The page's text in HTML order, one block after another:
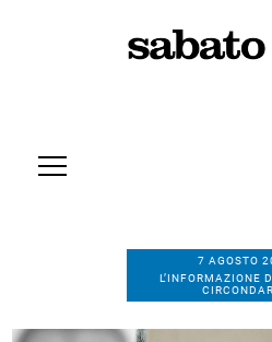
7 AGOSTO
L’INFORMAZIONE